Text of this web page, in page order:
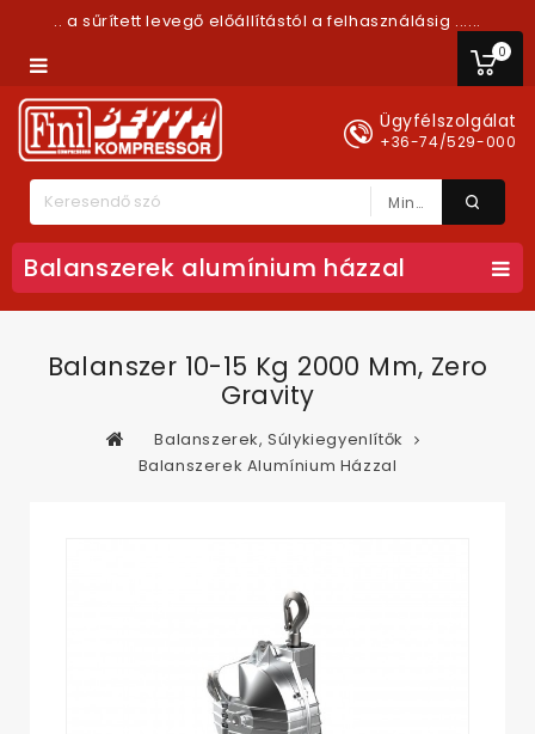
.. a sűrített levegő előállítástól a felhasználásig ......
0
Ügyfélszolgálat
+36-74/529-000
Minden Kategória
Balanszerek alumínium házzal
Balanszer 10-15 Kg 2000 Mm, Zero
Gravity
Balanszerek, Súlykiegyenlítők
Balanszerek Alumínium Házzal